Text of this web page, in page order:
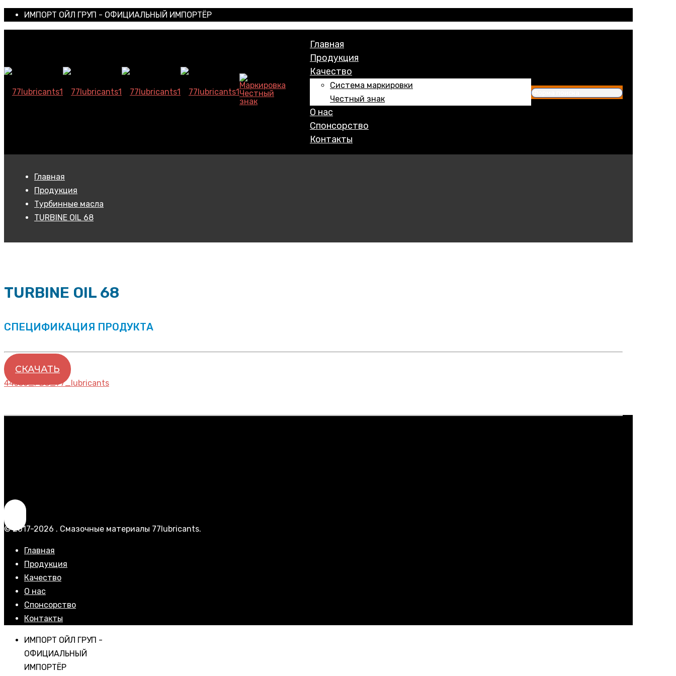
ИМПОРТ ОЙЛ ГРУП - ОФИЦИАЛЬНЫЙ ИМПОРТЁР
Главная
Продукция
Качество
Система маркировки
Честный знак
О нас
Спонсорство
Контакты
Главная
Продукция
Турбинные масла
TURBINE OIL 68
TURBINE OIL 68
СПЕЦИФИКАЦИЯ ПРОДУКТА
СКАЧАТЬ
44530_PDS_77_lubricants
© 2017-2026 . Смазочные материалы 77lubricants.
Главная
Продукция
Качество
О нас
Спонсорство
Контакты
ИМПОРТ ОЙЛ ГРУП -
ОФИЦИАЛЬНЫЙ
ИМПОРТЁР